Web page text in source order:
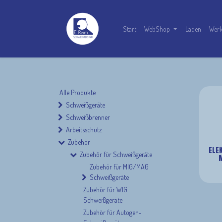
Start WebShop Laden
Alle Produkte
Schweißgeräte
Schweißbrenner
Arbeitsschutz
Zubehör
Zubehör für Schweißgeräte
Zubehör für MIG/MAG
Schweißgeräte
Zubehör für WIG
Schweißgeräte
Zubehör für Autogen-